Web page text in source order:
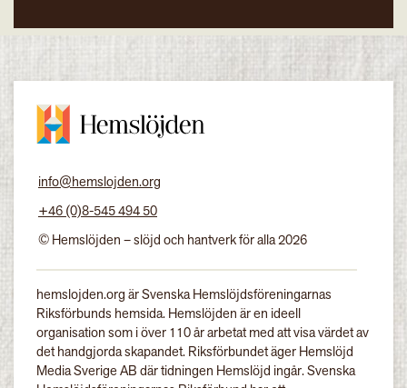
info@hemslojden.org
+46 (0)8-545 494 50
© Hemslöjden – slöjd och hantverk för alla 2026
hemslojden.org är Svenska Hemslöjdsföreningarnas
Riksförbunds hemsida. Hemslöjden är en ideell
organisation som i över 110 år arbetat med att visa värdet av
det handgjorda skapandet. Riksförbundet äger Hemslöjd
Media Sverige AB där tidningen Hemslöjd ingår. Svenska